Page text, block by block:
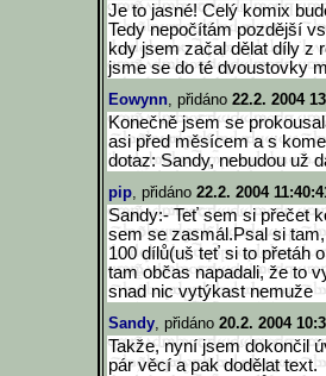
Je to jasné! Celý komix
Tedy nepočítám pozdější
kdy jsem začal dělat díly z
jsme se do té dvoustovky
Eowynn, přidáno 22.2. 2004
Konečně jsem se
asi před měsícem a s
dotaz: Sandy, nebudou už
pip, přidáno 22.2. 2004
Sandy:- Teť sem si přečet
sem se zasmál.Psal si
100 dílů(uš teť si to přetáh
tam občas napadali, že to
snad nic vytýkast nemuže
Sandy, přidáno 20.2. 2004
Takže, nyní jsem dokončil
pár věcí a pak dodělat text.